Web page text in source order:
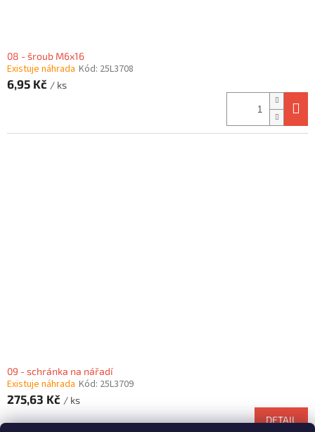
08 - šroub M6x16
Existuje náhrada Kód: 25L3708
6,95 Kč / ks
09 - schránka na nářadí
Existuje náhrada Kód: 25L3709
275,63 Kč / ks
DETAIL